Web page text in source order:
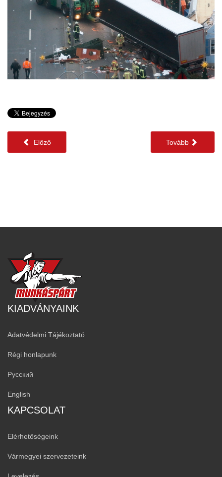
Előző Tovább
KIADVÁNYAINK
Adatvédelmi Tájékoztató
Régi honlapunk
Русский
English
KAPCSOLAT
Elérhetőségeink
Vármegyei szervezeteink